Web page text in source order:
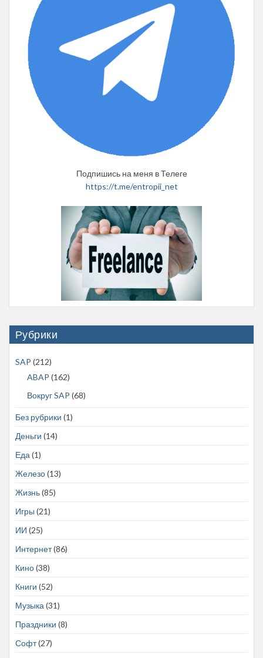
Подпишись на меня в Телеге
https://t.me/entropii_net
Рубрики
SAP (212)
ABAP (162)
Вокруг SAP (68)
Без рубрики (1)
Деньги (14)
Еда (1)
Железо(13)
Жизнь(85)
Игры (21)
ИИ (25)
Интернет(86)
Кино(38)
Книги (52)
Музыка (31)
Праздники (8)
Софт(27)